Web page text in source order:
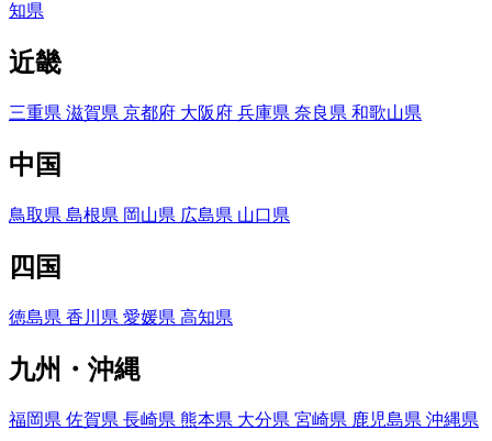
知県
近畿
三重県 滋賀県 京都府 大阪府 兵庫県 奈良県 和歌山県
中国
鳥取県 島根県 岡山県 広島県 山口県
四国
徳島県 香川県 愛媛県 高知県
九州・沖縄
福岡県 佐賀県 長崎県 熊本県 大分県 宮崎県 鹿児島県 沖縄県